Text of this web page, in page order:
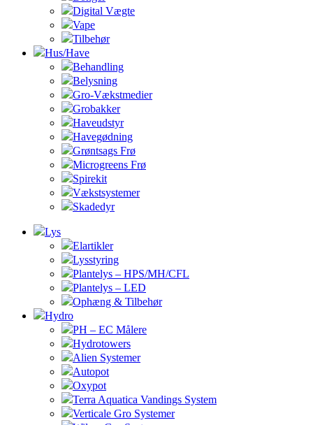
Digital Vægte
Vape
Tilbehør
Hus/Have
Behandling
Belysning
Gro-Vækstmedier
Grobakker
Haveudstyr
Havegødning
Grøntsags Frø
Microgreens Frø
Spirekit
Vækstsystemer
Skadedyr
Lys
Elartikler
Lysstyring
Plantelys – HPS/MH/CFL
Plantelys – LED
Ophæng & Tilbehør
Hydro
PH – EC Målere
Hydrotowers
Alien Systemer
Autopot
Oxypot
Terra Aquatica Vandings System
Verticale Gro Systemer